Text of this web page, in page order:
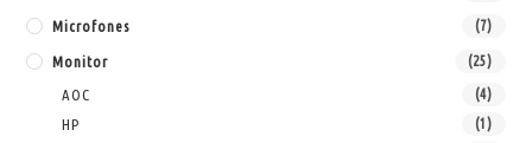
Microfones (7)
Monitor (25)
AOC (4)
HP (1)